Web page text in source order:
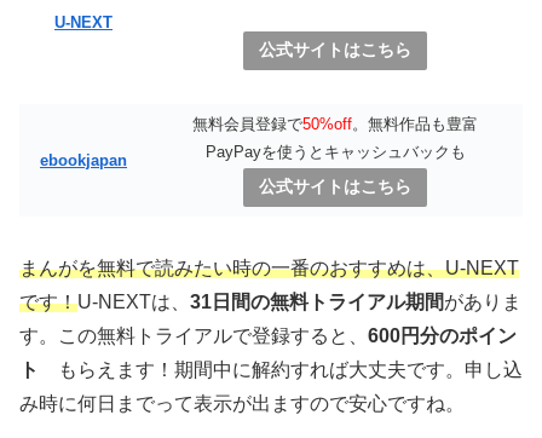
U-NEXT
公式サイトはこちら
ebookjapan
無料会員登録で50%off。無料作品も豊富
PayPayを使うとキャッシュバックも
公式サイトはこちら
まんがを無料で読みたい時の一番のおすすめは、U-NEXT
です！U-NEXTは、 31日間の無料トライアル期間がありま
す。この無料トライアルで登録すると、 600円分のポイン
ト
もらえます！期間中に解約すれば大丈夫です。申し込
み時に何日までって表示が出ますので安心ですね。